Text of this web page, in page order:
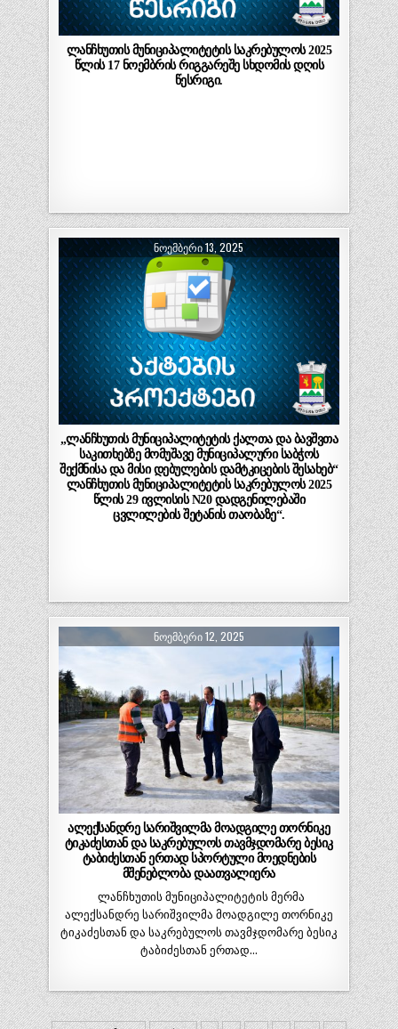
ლანჩხუთის მუნიციპალიტეტის საკრებულოს 2025
წლის 17 ნოემბრის რიგგარეშე სხდომის დღის
წესრიგი.
ᲜᲝᲔᲛᲑᲔᲠᲘ 13, 2025
„ლანჩხუთის მუნიციპალიტეტის ქალთა და ბავშვთა
საკითხებზე მომუშავე მუნიციპალური საბჭოს
შექმნისა და მისი დებულების დამტკიცების შესახებ“
ლანჩხუთის მუნიციპალიტეტის საკრებულოს 2025
წლის 29 ივლისის N20 დადგენილებაში
ცვლილების შეტანის თაობაზე“.
ᲜᲝᲔᲛᲑᲔᲠᲘ 12, 2025
ალექსანდრე სარიშვილმა მოადგილე თორნიკე
ტიკაძესთან და საკრებულოს თავმჯდომარე ბესიკ
ტაბიძესთან ერთად სპორტული მოედნების
მშენებლობა დაათვალიერა
ლანჩხუთის მუნიციპალიტეტის მერმა
ალექსანდრე სარიშვილმა მოადგილე თორნიკე
ტიკაძესთან და საკრებულოს თავმჯდომარე ბესიკ
ტაბიძესთან ერთად…